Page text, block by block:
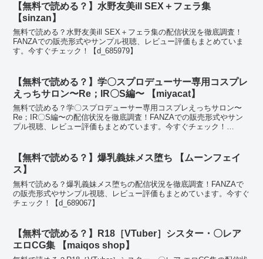
【無料で読める？】水野友美ill SEX＋フェラ集
【sinzan】
無料で読める？水野友美ill SEX＋フェラ集の配信状況を徹底調査！
FANZAでの販売形式やサンプル視聴、レビュー評価もまとめていま
す。今すぐチェック！【d_685979】
【無料で読める？】学〇スプロデューサー専用コスプレ
えっちサロン〜Re；IR〇S編〜 【miyacat】
無料で読める？学〇スプロデューサー専用コスプレえっちサロン〜
Re；IR〇S編〜の配信状況を徹底調査！FANZAでの販売形式やサン
プル視聴、レビュー評価もまとめています。今すぐチェック！
【無料で読める？】爆乳義妹メス堕ち 【ムーンフェイ
ス】
無料で読める？爆乳義妹メス堕ちの配信状況を徹底調査！FANZAで
の販売形式やサンプル視聴、レビュー評価もまとめています。今すぐ
チェック！【d_689067】
【無料で読める？】R18［VTuber］シスター・〇レア
エロCG集 【maiqos shop】